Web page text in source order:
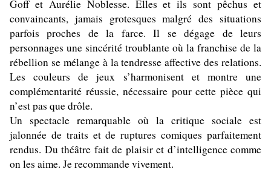
Goff et Aurélie Noblesse. Elles et ils sont pêchus et
convaincants, jamais grotesques malgré des situations
parfois proches de la farce. Il se dégage de leurs
personnages une sincérité troublante où la franchise de la
rébellion se mélange à la tendresse affective des relations.
Les couleurs de jeux s’harmonisent et montre une
complémentarité réussie, nécessaire pour cette pièce qui
n’est pas que drôle.
Un spectacle remarquable où la critique sociale est
jalonnée de traits et de ruptures comiques parfaitement
rendus. Du théâtre fait de plaisir et d’intelligence comme
on les aime. Je recommande vivement.